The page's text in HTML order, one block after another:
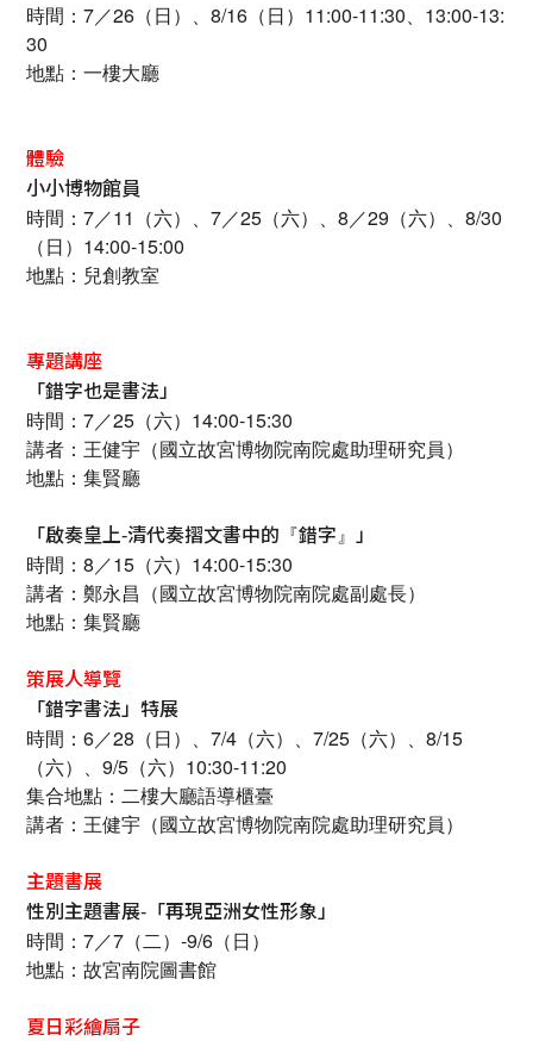
時間：7／26（日）、8/16（日）11:00-11:30、13:00-13:
30
地點：一樓大廳
體驗
小小博物館員
時間：7／11（六）、7／25（六）、8／29（六）、8/30
（日）14:00-15:00
地點：兒創教室
專題講座
「錯字也是書法」
時間：7／25（六）14:00-15:30
講者：王健宇（國立故宮博物院南院處助理研究員）
地點：集賢廳
「啟奏皇上-清代奏摺文書中的 『錯字』 」
時間：8／15（六）14:00-15:30
講者：鄭永昌（國立故宮博物院南院處副處長）
地點：集賢廳
策展人導覽
「錯字書法」特展
時間：6／28（日）、7/4（六）、7/25（六）、8/15
（六）、9/5（六）10:30-11:20
集合地點：二樓大廳語導櫃臺
講者：王健宇（國立故宮博物院南院處助理研究員）
主題書展
性別主題書展-「再現亞洲女性形象」
時間：7／7（二）-9/6（日）
地點：故宮南院圖書館
夏日彩繪扇子